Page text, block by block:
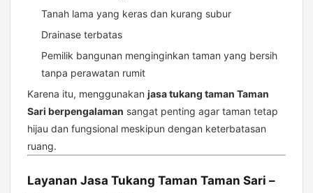
Tanah lama yang keras dan kurang subur
Drainase terbatas
Pemilik bangunan menginginkan taman yang bersih
tanpa perawatan rumit
Karena itu, menggunakan jasa tukang taman Taman
Sari berpengalaman sangat penting agar taman tetap
hijau dan fungsional meskipun dengan keterbatasan
ruang.
Layanan Jasa Tukang Taman Taman Sari –